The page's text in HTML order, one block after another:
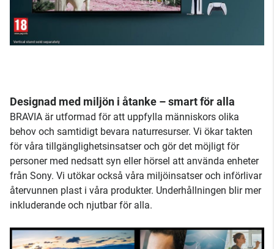
Designad med miljön i åtanke – smart för alla
BRAVIA är utformad för att uppfylla människors olika
behov och samtidigt bevara naturresurser. Vi ökar takten
för våra tillgänglighetsinsatser och gör det möjligt för
personer med nedsatt syn eller hörsel att använda enheter
från Sony. Vi utökar också våra miljöinsatser och införlivar
återvunnen plast i våra produkter. Underhållningen blir mer
inkluderande och njutbar för alla.